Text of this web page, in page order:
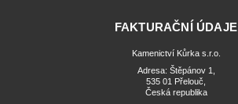
FAKTURAČNÍ ÚDAJE
Kamenictví Kůrka s.r.o.
Adresa: Štěpánov 1,
535 01 Přelouč,
Česká republika